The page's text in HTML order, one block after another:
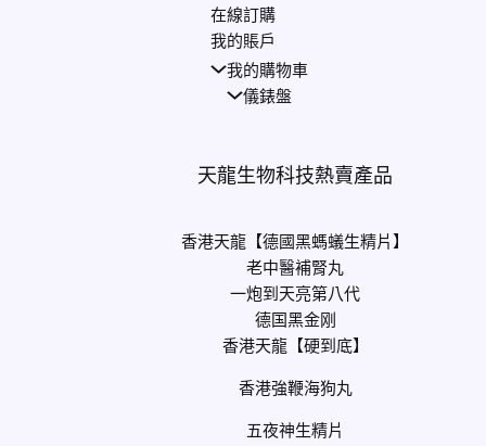
在線訂購
我的賬戶
我的購物車
儀錶盤
天龍生物科技熱賣產品
香港天龍【德國黑螞蟻生精片】
老中醫補腎丸
一炮到天亮第八代
德国黑金刚
香港天龍【硬到底】
香港強鞭海狗丸
五夜神生精片